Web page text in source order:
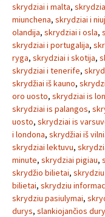
skrydziai i malta,
miunchena, skrydziai i
olandija, skrydziai i osla,
skrydziai i portugalija,
ryga, skrydziai i skotija,
skrydziai i tenerife,
skrydžiai iš kauno,
oro uosto, skrydziai is
skrydziai is palangos,
uosto, skrydziai is
i londona, skrydžiai iš
skrydziai lektuvu,
minute, skrydziai pigiau,
skrydžio bilietai,
bilietai, skrydziu
skrydziu pasiulymai,
durys, slankiojančios